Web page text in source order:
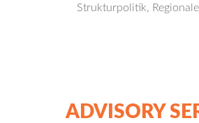
Strukturpolitik,
ADVISORY